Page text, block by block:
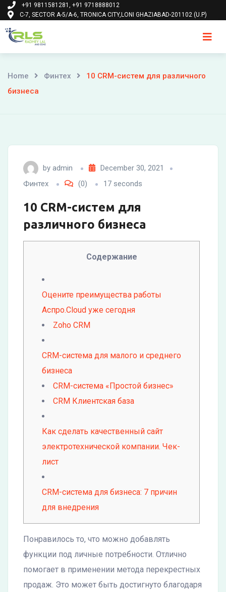
Skip
to
content
+91 9811581281, +91 9718888012
C-7, SECTOR A-5/A-6, TRONICA CITY,LONI GHAZIABAD-201102 (U.P)
Home Финтех
10 CRM-систем для различного
бизнеса
by admin
December 30, 2021
Финтех
(0) 17 seconds
10 CRM-систем для
различного бизнеса
Содержание
Оцените преимущества работы
Аспро.Cloud уже сегодня
Zoho CRM
CRM-система для малого и среднего
бизнеса
CRM-система «Простой бизнес»
CRM Клиентская база
Как сделать качественный сайт
электротехнической компании. Чек-
лист
CRM-система для бизнеса: 7 причин
для внедрения
Понравилось то, что можно добавлять
функции под личные потребности. Отлично
помогает в применении метода перекрестных
продаж. Это может быть достигнуто благодаря